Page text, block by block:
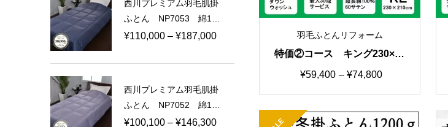
羽毛ふとんリフォーム
特価②コース キング230×21
0cm 羽毛ふとんリフォー
¥59,400 – ¥74,800
価
西川プレミアム羽毛肌掛
ふとん NP7053 綿10
0％ 100ラムコサテン
¥110,000 – ¥187,000価
帯:
–
西川プレミアム羽毛肌掛
ふとん NP7052 綿10
0％ 80ラムコサテン
¥100,100 – ¥146,300価